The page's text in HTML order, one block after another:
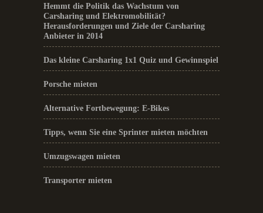
Hemmt die Politik das Wachstum von
Carsharing und Elektromobilität?
Herausforderungen und Ziele der Carsharing
Anbieter in 2014
Das kleine Carsharing 1x1 Quiz und Gewinnspiel
Porsche mieten
Alternative Fortbewegung: E-Bikes
Tipps, wenn Sie eine Sprinter mieten möchten
Umzugswagen mieten
Transporter mieten